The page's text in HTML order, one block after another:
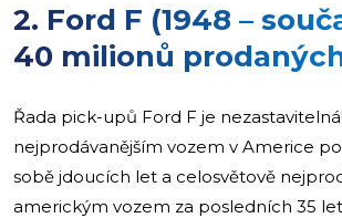
2. Ford F (1948 –
40 milionů
Řada pick-upů Ford F je
nejprodávanějším vozem v Americe
sobě jdoucích let a celosvětově
americkým vozem za posledních 35